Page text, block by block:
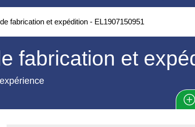
fabrication et expédition - EL1907150951
fabrication et